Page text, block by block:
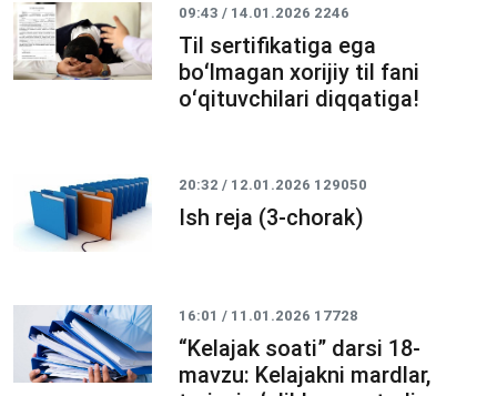
09:43 / 14.01.2026 2246
Til sertifikatiga ega
boʻlmagan xorijiy til fani
oʻqituvchilari diqqatiga!
20:32 / 12.01.2026 129050
Ish reja (3-chorak)
16:01 / 11.01.2026 17728
“Kelajak soati” darsi 18-
mavzu: Kelajakni mardlar,